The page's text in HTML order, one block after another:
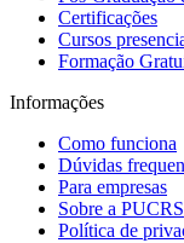
Certificações
Cursos
Formação
Informações
Como funciona
Dúvidas
Para empresas
Sobre a PUCRS
Política de